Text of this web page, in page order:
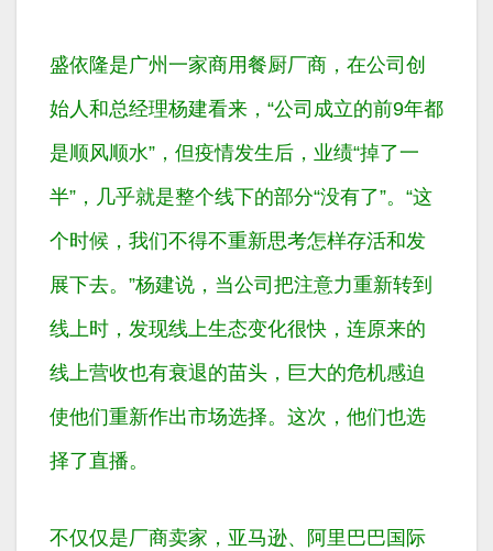
盛依隆是广州一家商用餐厨厂商，在公司创
始人和总经理杨建看来，“公司成立的前9年都
是顺风顺水”，但疫情发生后，业绩“掉了一
半”，几乎就是整个线下的部分“没有了”。“这
个时候，我们不得不重新思考怎样存活和发
展下去。”杨建说，当公司把注意力重新转到
线上时，发现线上生态变化很快，连原来的
线上营收也有衰退的苗头，巨大的危机感迫
使他们重新作出市场选择。这次，他们也选
择了直播。
不仅仅是厂商卖家，亚马逊、阿里巴巴国际